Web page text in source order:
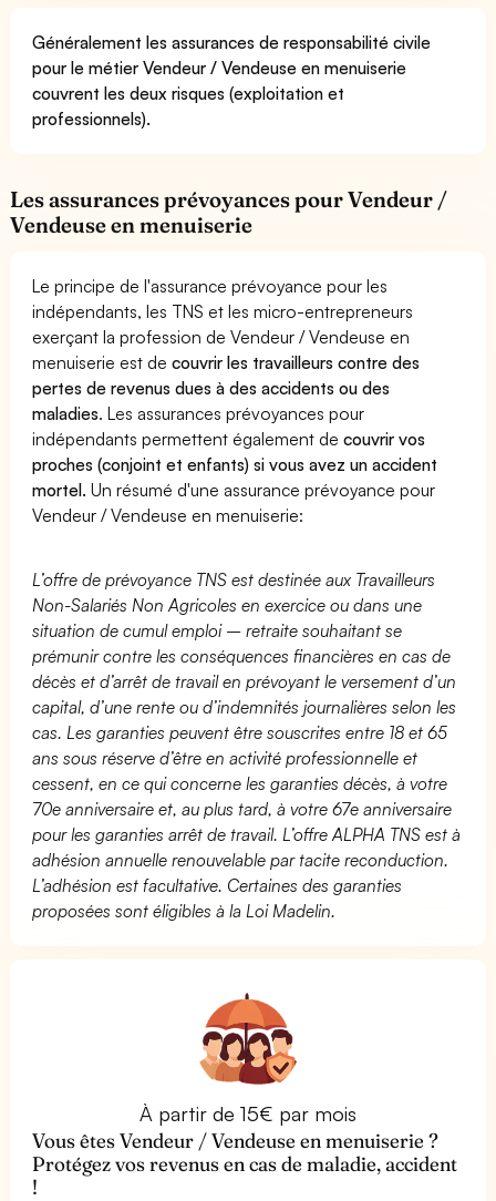
Généralement les assurances de responsabilité civile
pour le métier Vendeur / Vendeuse en menuiserie
couvrent les deux risques (exploitation et
professionnels).
Les assurances prévoyances pour Vendeur /
Vendeuse en menuiserie
Le principe de l'assurance prévoyance pour les
indépendants, les TNS et les micro-entrepreneurs
exerçant la profession de Vendeur / Vendeuse en
menuiserie est decouvrir les travailleurs contre des
pertes de revenus dues à des accidents ou des
maladies. Les assurances prévoyances pour
indépendants permettent également decouvrir vos
proches (conjoint et enfants) si vous avez un accident
mortel. Un résumé d'une assurance prévoyance pour
Vendeur / Vendeuse en menuiserie:
L’offre de prévoyance TNS est destinée aux Travailleurs
Non-Salariés Non Agricoles en exercice ou dans une
situation de cumul emploi – retraite souhaitant se
prémunir contre les conséquences financières en cas de
décès et d’arrêt de travail en prévoyant le versement d’un
capital, d’une rente ou d’indemnités journalières selon les
cas. Les garanties peuvent être souscrites entre 18 et 65
ans sous réserve d’être en activité professionnelle et
cessent, en ce qui concerne les garanties décès, à votre
70e anniversaire et, au plus tard, à votre 67e anniversaire
pour les garanties arrêt de travail. L’offre ALPHA TNS est à
adhésion annuelle renouvelable par tacite reconduction.
L’adhésion est facultative. Certaines des garanties
proposées sont éligibles à la Loi Madelin.
À partir de 15€ par mois
Vous êtes Vendeur / Vendeuse en menuiserie ?
Protégez vos revenus en cas de maladie, accident
!